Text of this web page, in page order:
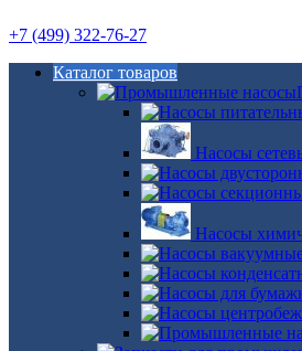
+7 (499) 322-76-27
Каталог товаров
Насосы
Насосы